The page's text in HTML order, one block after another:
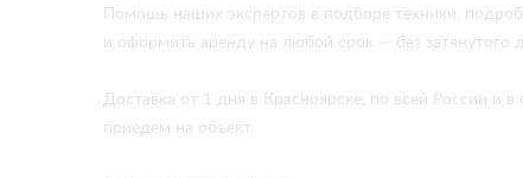
Помощь наших экспертов в подборе техники,
и оформить аренду на любой срок — без затянутого
Доставка от 1 дня в Красноярске, по всей России
приедем на объект.